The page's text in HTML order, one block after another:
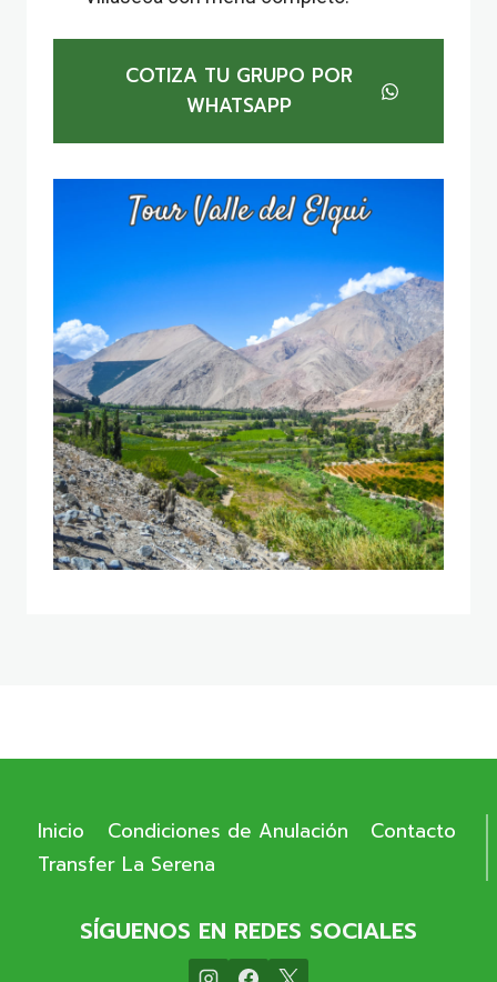
COTIZA TU GRUPO POR
WHATSAPP
Inicio Condiciones de Anulación
Contacto
Transfer La Serena
SÍGUENOS EN REDES SOCIALES